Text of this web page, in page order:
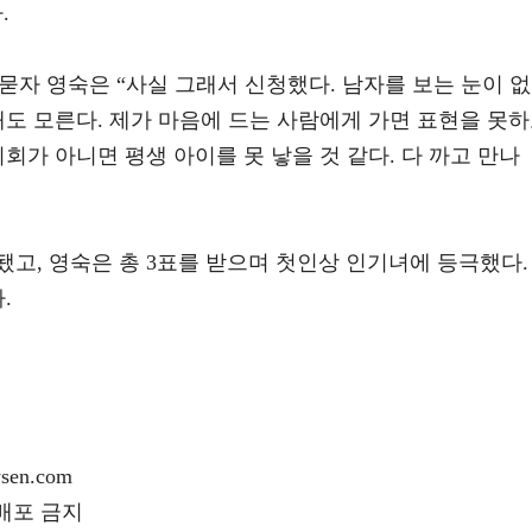
자 영숙은 “사실 그래서 신청했다. 남자를 보는 눈이 없
모른다. 제가 마음에 드는 사람에게 가면 표현을 못
가 아니면 평생 아이를 못 낳을 것 같다. 다 까고 만나
고, 영숙은 총 3표를 받으며 첫인상 인기녀에 등극했다.
.
포 금지